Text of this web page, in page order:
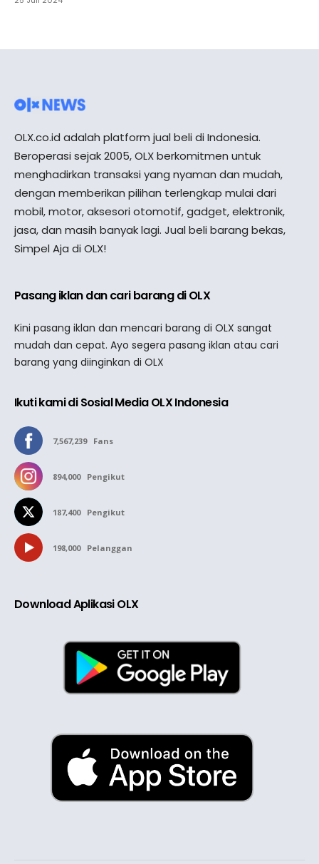
OLX.co.id adalah platform jual beli di Indonesia.
Beroperasi sejak 2005, OLX berkomitmen untuk
menghadirkan transaksi yang nyaman dan mudah,
dengan memberikan pilihan terlengkap mulai dari
mobil, motor, aksesori otomotif, gadget, elektronik,
jasa, dan masih banyak lagi. Jual beli barang bekas,
Simpel Aja di OLX!
Pasang iklan dan cari barang di OLX
Kini pasang iklan dan mencari barang di OLX sangat
mudah dan cepat. Ayo segera pasang iklan atau cari
barang yang diinginkan di OLX
Ikuti kami di Sosial Media OLX Indonesia
7,567,239 Fans
894,000 Pengikut
187,400 Pengikut
198,000 Pelanggan
Download Aplikasi OLX